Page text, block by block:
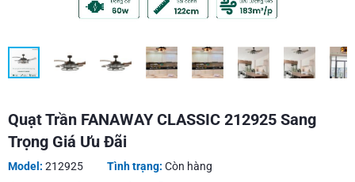
Quạt Trần FANAWAY CLASSIC 212925 Sang
Trọng Giá Ưu Đãi
Model: 212925 Tình trạng: Còn hàng